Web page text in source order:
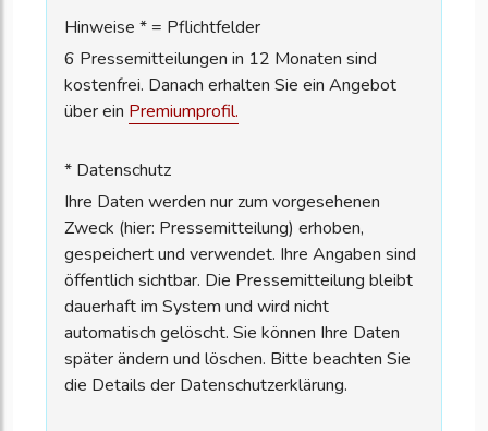
Hinweise * = Pflichtfelder
6 Pressemitteilungen in 12 Monaten sind
kostenfrei. Danach erhalten Sie ein Angebot
über ein Premiumprofil.
* Datenschutz
Ihre Daten werden nur zum vorgesehenen
Zweck (hier: Pressemitteilung) erhoben,
gespeichert und verwendet. Ihre Angaben sind
öffentlich sichtbar. Die Pressemitteilung bleibt
dauerhaft im System und wird nicht
automatisch gelöscht. Sie können Ihre Daten
später ändern und löschen. Bitte beachten Sie
die Details der Datenschutzerklärung.